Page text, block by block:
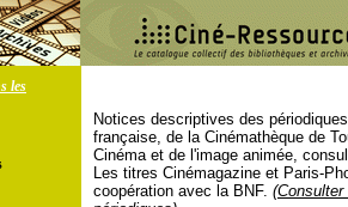
les
Notices descriptives des
française, de la Cinémathèque de
Cinéma et de l'image animée,
Les titres Cinémagazine et Paris-
coopération avec la BNF.